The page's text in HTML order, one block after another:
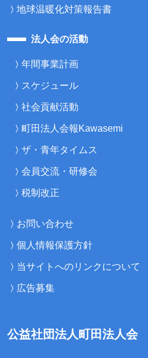
地球温暖化対策報告書
法人会の活動
年間事業計画
スケジュール
社会貢献活動
町田法人会報Kawasemi
ザ・青年タイムス
会員交流・研修会
税制改正
お問い合わせ
個人情報保護方針
当サイトへのリンクについて
広告募集
公益社団法人町田法人会